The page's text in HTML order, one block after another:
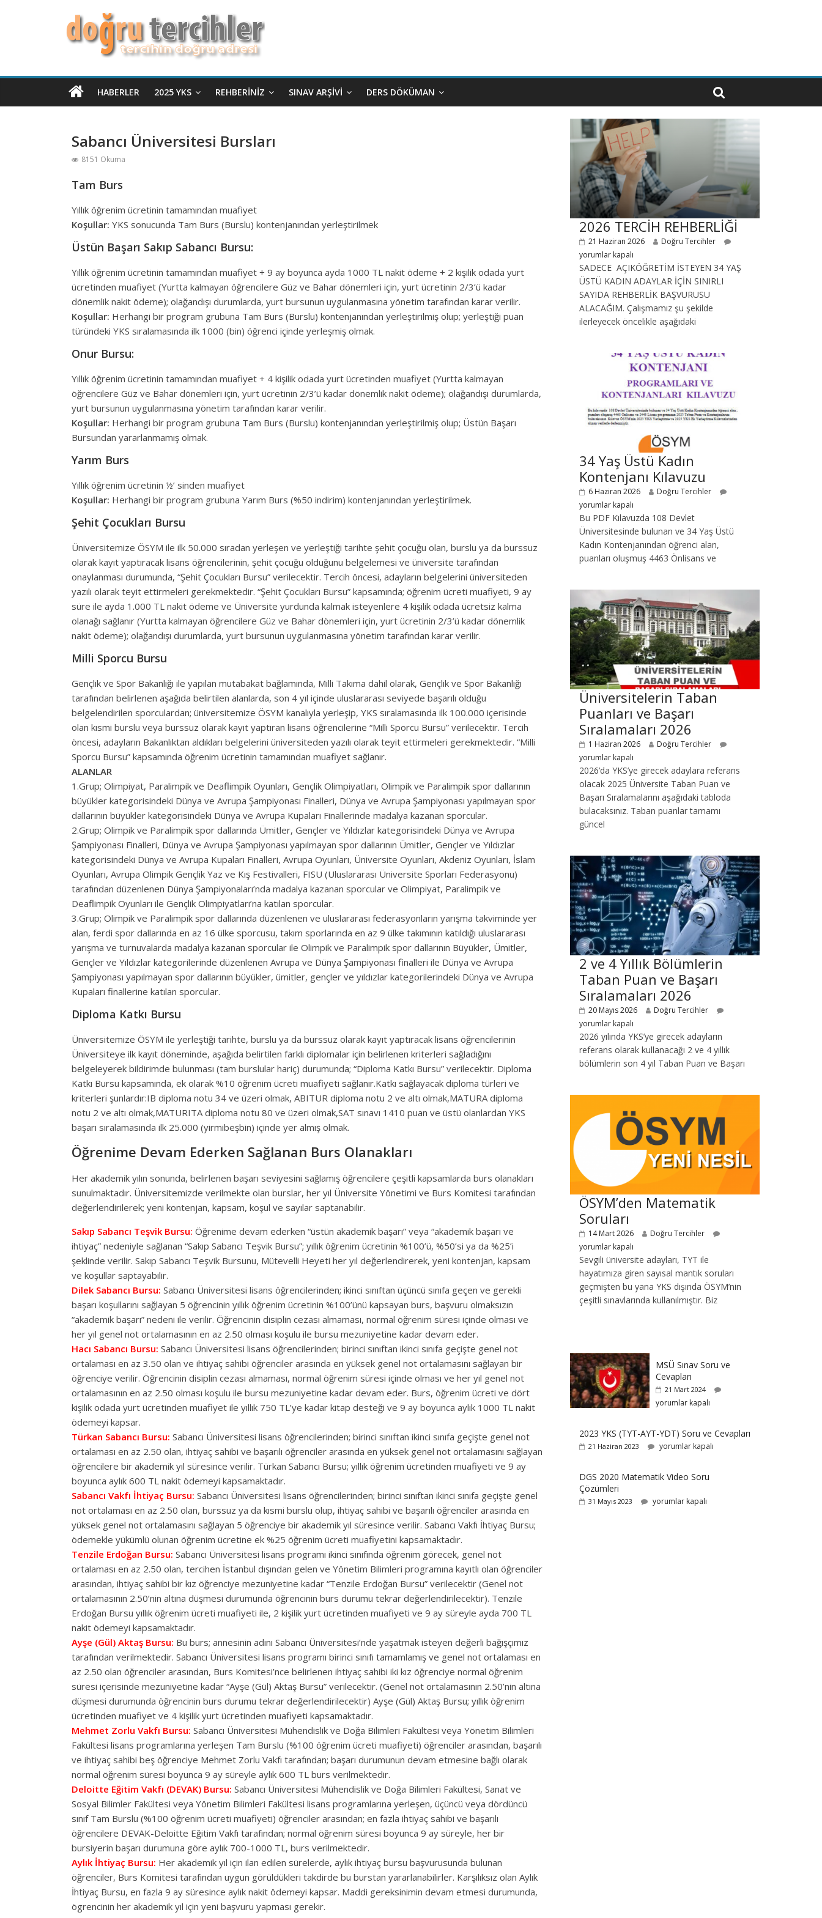
HABERLER 2025 YKS REHBERINIZ SINAV ARŞIVI DERS DÖKÜMAN
Sabancı Üniversitesi Bursları
8151 Okuma
Tam Burs
Yıllık öğrenim ücretinin tamamından muafiyet
Koşullar: YKS sonucunda Tam Burs (Burslu) kontenjanından yerleştirilmek
Üstün Başarı Sakıp Sabancı Bursu:
Yıllık öğrenim ücretinin tamamından muafiyet + 9 ay boyunca ayda 1000 TL nakit ödeme + 2 kişilik odada yurt
ücretinden muafiyet (Yurtta kalmayan öğrencilere Güz ve Bahar dönemleri için, yurt ücretinin 2/3’ü kadar
dönemlik nakit ödeme); olağandışı durumlarda, yurt bursunun uygulanmasına yönetim tarafından karar verilir.
Koşullar: Herhangi bir program grubuna Tam Burs (Burslu) kontenjanından yerleştirilmiş olup; yerleştiği puan
türündeki YKS sıralamasında ilk 1000 (bin) öğrenci içinde yerleşmiş olmak.
Onur Bursu:
Yıllık öğrenim ücretinin tamamından muafiyet + 4 kişilik odada yurt ücretinden muafiyet (Yurtta kalmayan
öğrencilere Güz ve Bahar dönemleri için, yurt ücretinin 2/3’ü kadar dönemlik nakit ödeme); olağandışı durumlarda,
yurt bursunun uygulanmasına yönetim tarafından karar verilir.
Koşullar: Herhangi bir program grubuna Tam Burs (Burslu) kontenjanından yerleştirilmiş olup; Üstün Başarı
Bursundan yararlanmamış olmak.
Yarım Burs
Yıllık öğrenim ücretinin ½’ sinden muafiyet
Koşullar: Herhangi bir program grubuna Yarım Burs (%50 indirim) kontenjanından yerleştirilmek.
Şehit Çocukları Bursu
Üniversitemize ÖSYM ile ilk 50.000 sıradan yerleşen ve yerleştiği tarihte şehit çocuğu olan, burslu ya da burssuz
olarak kayıt yaptıracak lisans öğrencilerinin, şehit çocuğu olduğunu belgelemesi ve üniversite tarafından
onaylanması durumunda, “Şehit Çocukları Bursu” verilecektir. Tercih öncesi, adayların belgelerini üniversiteden
yazılı olarak teyit ettirmeleri gerekmektedir. “Şehit Çocukları Bursu” kapsamında; öğrenim ücreti muafiyeti, 9 ay
süre ile ayda 1.000 TL nakit ödeme ve Üniversite yurdunda kalmak isteyenlere 4 kişilik odada ücretsiz kalma
olanağı sağlanır (Yurtta kalmayan öğrencilere Güz ve Bahar dönemleri için, yurt ücretinin 2/3’ü kadar dönemlik
nakit ödeme); olağandışı durumlarda, yurt bursunun uygulanmasına yönetim tarafından karar verilir.
Milli Sporcu Bursu
Gençlik ve Spor Bakanlığı ile yapılan mutabakat bağlamında, Milli Takıma dahil olarak, Gençlik ve Spor Bakanlığı
tarafından belirlenen aşağıda belirtilen alanlarda, son 4 yıl içinde uluslararası seviyede başarılı olduğu
belgelendirilen sporculardan; üniversitemize ÖSYM kanalıyla yerleşip, YKS sıralamasında ilk 100.000 içerisinde
olan kısmi burslu veya burssuz olarak kayıt yaptıran lisans öğrencilerine “Milli Sporcu Bursu” verilecektir. Tercih
öncesi, adayların Bakanlıktan aldıkları belgelerini üniversiteden yazılı olarak teyit ettirmeleri gerekmektedir. “Milli
Sporcu Bursu” kapsamında öğrenim ücretinin tamamından muafiyet sağlanır.
ALANLAR
1.Grup; Olimpiyat, Paralimpik ve Deaflimpik Oyunları, Gençlik Olimpiyatları, Olimpik ve Paralimpik spor dallarının
büyükler kategorisindeki Dünya ve Avrupa Şampiyonası Finalleri, Dünya ve Avrupa Şampiyonası yapılmayan spor
dallarının büyükler kategorisindeki Dünya ve Avrupa Kupaları Finallerinde madalya kazanan sporcular.
2.Grup; Olimpik ve Paralimpik spor dallarında Ümitler, Gençler ve Yıldızlar kategorisindeki Dünya ve Avrupa
Şampiyonası Finalleri, Dünya ve Avrupa Şampiyonası yapılmayan spor dallarının Ümitler, Gençler ve Yıldızlar
kategorisindeki Dünya ve Avrupa Kupaları Finalleri, Avrupa Oyunları, Üniversite Oyunları, Akdeniz Oyunları, İslam
Oyunları, Avrupa Olimpik Gençlik Yaz ve Kış Festivalleri, FISU (Uluslararası Üniversite Sporları Federasyonu)
tarafından düzenlenen Dünya Şampiyonaları’nda madalya kazanan sporcular ve Olimpiyat, Paralimpik ve
Deaflimpik Oyunları ile Gençlik Olimpiyatları’na katılan sporcular.
3.Grup; Olimpik ve Paralimpik spor dallarında düzenlenen ve uluslararası federasyonların yarışma takviminde yer
alan, ferdi spor dallarında en az 16 ülke sporcusu, takım sporlarında en az 9 ülke takımının katıldığı uluslararası
yarışma ve turnuvalarda madalya kazanan sporcular ile Olimpik ve Paralimpik spor dallarının Büyükler, Ümitler,
Gençler ve Yıldızlar kategorilerinde düzenlenen Avrupa ve Dünya Şampiyonası finalleri ile Dünya ve Avrupa
Şampiyonası yapılmayan spor dallarının büyükler, ümitler, gençler ve yıldızlar kategorilerindeki Dünya ve Avrupa
Kupaları finallerine katılan sporcular.
Diploma Katkı Bursu
Üniversitemize ÖSYM ile yerleştiği tarihte, burslu ya da burssuz olarak kayıt yaptıracak lisans öğrencilerinin
Üniversiteye ilk kayıt döneminde, aşağıda belirtilen farklı diplomalar için belirlenen kriterleri sağladığını
belgeleyerek bildirimde bulunması (tam burslular hariç) durumunda; “Diploma Katkı Bursu” verilecektir. Diploma
Katkı Bursu kapsamında, ek olarak %10 öğrenim ücreti muafiyeti sağlanır.Katkı sağlayacak diploma türleri ve
kriterleri şunlardır:IB diploma notu 34 ve üzeri olmak, ABITUR diploma notu 2 ve altı olmak,MATURA diploma
notu 2 ve altı olmak,MATURITA diploma notu 80 ve üzeri olmak,SAT sınavı 1410 puan ve üstü olanlardan YKS
başarı sıralamasında ilk 25.000 (yirmibeşbin) içinde yer almış olmak.
Öğrenime Devam Ederken Sağlanan Burs Olanakları
Her akademik yılın sonunda, belirlenen başarı seviyesini sağlamış öğrencilere çeşitli kapsamlarda burs olanakları
sunulmaktadır. Üniversitemizde verilmekte olan burslar, her yıl Üniversite Yönetimi ve Burs Komitesi tarafından
değerlendirilerek; yeni kontenjan, kapsam, koşul ve sayılar saptanabilir.
Sakıp Sabancı Teşvik Bursu: Öğrenime devam ederken “üstün akademik başarı” veya “akademik başarı ve
ihtiyaç” nedeniyle sağlanan “Sakıp Sabancı Teşvik Bursu”; yıllık öğrenim ücretinin %100’ü, %50’si ya da %25’i
şeklinde verilir. Sakıp Sabancı Teşvik Bursunu, Mütevelli Heyeti her yıl değerlendirerek, yeni kontenjan, kapsam
ve koşullar saptayabilir.
Dilek Sabancı Bursu: Sabancı Üniversitesi lisans öğrencilerinden; ikinci sınıftan üçüncü sınıfa geçen ve gerekli
başarı koşullarını sağlayan 5 öğrencinin yıllık öğrenim ücretinin %100’ünü kapsayan burs, başvuru olmaksızın
“akademik başarı” nedeni ile verilir. Öğrencinin disiplin cezası almaması, normal öğrenim süresi içinde olması ve
her yıl genel not ortalamasının en az 2.50 olması koşulu ile bursu mezuniyetine kadar devam eder.
Hacı Sabancı Bursu: Sabancı Üniversitesi lisans öğrencilerinden; birinci sınıftan ikinci sınıfa geçişte genel not
ortalaması en az 3.50 olan ve ihtiyaç sahibi öğrenciler arasında en yüksek genel not ortalamasını sağlayan bir
öğrenciye verilir. Öğrencinin disiplin cezası almaması, normal öğrenim süresi içinde olması ve her yıl genel not
ortalamasının en az 2.50 olması koşulu ile bursu mezuniyetine kadar devam eder. Burs, öğrenim ücreti ve dört
kişilik odada yurt ücretinden muafiyet ile yıllık 750 TL’ye kadar kitap desteği ve 9 ay boyunca aylık 1000 TL nakit
ödemeyi kapsar.
Türkan Sabancı Bursu: Sabancı Üniversitesi lisans öğrencilerinden; birinci sınıftan ikinci sınıfa geçişte genel not
ortalaması en az 2.50 olan, ihtiyaç sahibi ve başarılı öğrenciler arasında en yüksek genel not ortalamasını sağlayan
öğrencilere bir akademik yıl süresince verilir. Türkan Sabancı Bursu; yıllık öğrenim ücretinden muafiyeti ve 9 ay
boyunca aylık 600 TL nakit ödemeyi kapsamaktadır.
Sabancı Vakfı İhtiyaç Bursu: Sabancı Üniversitesi lisans öğrencilerinden; birinci sınıftan ikinci sınıfa geçişte genel
not ortalaması en az 2.50 olan, burssuz ya da kısmi burslu olup, ihtiyaç sahibi ve başarılı öğrenciler arasında en
yüksek genel not ortalamasını sağlayan 5 öğrenciye bir akademik yıl süresince verilir. Sabancı Vakfı İhtiyaç Bursu;
ödemekle yükümlü olunan öğrenim ücretine ek %25 öğrenim ücreti muafiyetini kapsamaktadır.
Tenzile Erdoğan Bursu: Sabancı Üniversitesi lisans programı ikinci sınıfında öğrenim görecek, genel not
ortalaması en az 2.50 olan, tercihen İstanbul dışından gelen ve Yönetim Bilimleri programına kayıtlı olan öğrenciler
arasından, ihtiyaç sahibi bir kız öğrenciye mezuniyetine kadar “Tenzile Erdoğan Bursu” verilecektir (Genel not
ortalamasının 2.50’nin altına düşmesi durumunda öğrencinin burs durumu tekrar değerlendirilecektir). Tenzile
Erdoğan Bursu yıllık öğrenim ücreti muafiyeti ile, 2 kişilik yurt ücretinden muafiyeti ve 9 ay süreyle ayda 700 TL
nakit ödemeyi kapsamaktadır.
Ayşe (Gül) Aktaş Bursu: Bu burs; annesinin adını Sabancı Üniversitesi’nde yaşatmak isteyen değerli bağışçımız
tarafından verilmektedir. Sabancı Üniversitesi lisans programı birinci sınıfı tamamlamış ve genel not ortalaması en
az 2.50 olan öğrenciler arasından, Burs Komitesi’nce belirlenen ihtiyaç sahibi iki kız öğrenciye normal öğrenim
süresi içerisinde mezuniyetine kadar “Ayşe (Gül) Aktaş Bursu” verilecektir. (Genel not ortalamasının 2.50’nin altına
düşmesi durumunda öğrencinin burs durumu tekrar değerlendirilecektir) Ayşe (Gül) Aktaş Bursu; yıllık öğrenim
ücretinden muafiyet ve 4 kişilik yurt ücretinden muafiyeti kapsamaktadır.
Mehmet Zorlu Vakfı Bursu: Sabancı Üniversitesi Mühendislik ve Doğa Bilimleri Fakültesi veya Yönetim Bilimleri
Fakültesi lisans programlarına yerleşen Tam Burslu (%100 öğrenim ücreti muafiyeti) öğrenciler arasından, başarılı
ve ihtiyaç sahibi beş öğrenciye Mehmet Zorlu Vakfı tarafından; başarı durumunun devam etmesine bağlı olarak
normal öğrenim süresi boyunca 9 ay süreyle aylık 600 TL burs verilmektedir.
Deloitte Eğitim Vakfı (DEVAK) Bursu: Sabancı Üniversitesi Mühendislik ve Doğa Bilimleri Fakültesi, Sanat ve
Sosyal Bilimler Fakültesi veya Yönetim Bilimleri Fakültesi lisans programlarına yerleşen, üçüncü veya dördüncü
sınıf Tam Burslu (%100 öğrenim ücreti muafiyeti) öğrenciler arasından; en fazla ihtiyaç sahibi ve başarılı
öğrencilere DEVAK-Deloitte Eğitim Vakfı tarafından; normal öğrenim süresi boyunca 9 ay süreyle, her bir
bursiyerin başarı durumuna göre aylık 700-1000 TL, burs verilmektedir.
Aylık İhtiyaç Bursu: Her akademik yıl için ilan edilen sürelerde, aylık ihtiyaç bursu başvurusunda bulunan
öğrenciler, Burs Komitesi tarafından uygun görüldükleri takdirde bu burstan yararlanabilirler. Karşılıksız olan Aylık
İhtiyaç Bursu, en fazla 9 ay süresince aylık nakit ödemeyi kapsar. Maddi gereksinimin devam etmesi durumunda,
ögrencinin her akademik yıl için yeni başvuru yapması gerekir.
2026 TERCİH REHBERLİĞİ
21 Haziran 2026
Doğru Tercihler
yorumlar kapalı
SADECE AÇIKÖĞRETİM İSTEYEN 34 YAŞ
ÜSTÜ KADIN ADAYLAR İÇİN SINIRLI
SAYIDA REHBERLİK BAŞVURUSU
ALACAĞIM. Çalışmamız şu şekilde
ilerleyecek öncelikle aşağıdaki
34 Yaş Üstü Kadın
Kontenjanı Kılavuzu
6 Haziran 2026
Doğru Tercihler
yorumlar kapalı
Bu PDF Kılavuzda 108 Devlet
Üniversitesinde bulunan ve 34 Yaş Üstü
Kadın Kontenjanından öğrenci alan,
puanları oluşmuş 4463 Önlisans ve
Üniversitelerin Taban
Puanları ve Başarı
Sıralamaları 2026
1 Haziran 2026
Doğru Tercihler
yorumlar kapalı
2026’da YKS’ye girecek adaylara referans
olacak 2025 Üniversite Taban Puan ve
Başarı Sıralamalarını aşağıdaki tabloda
bulacaksınız. Taban puanlar tamamı
güncel
2 ve 4 Yıllık Bölümlerin
Taban Puan ve Başarı
Sıralamaları 2026
20 Mayıs 2026
Doğru Tercihler
yorumlar kapalı
2026 yılında YKS’ye girecek adayların
referans olarak kullanacağı 2 ve 4 yıllık
bölümlerin son 4 yıl Taban Puan ve Başarı
ÖSYM’den Matematik
Soruları
14 Mart 2026
Doğru Tercihler
yorumlar kapalı
Sevgili üniversite adayları, TYT ile
hayatımıza giren sayısal mantık soruları
geçmişten bu yana YKS dışında ÖSYM’nin
çeşitli sınavlarında kullanılmıştır. Biz
MSÜ Sınav Soru ve
Cevapları
21 Mart 2024
yorumlar kapalı
2023 YKS (TYT-AYT-YDT) Soru ve Cevapları
21 Haziran 2023 yorumlar kapalı
DGS 2020 Matematik Video Soru
Çözümleri
31 Mayıs 2023 yorumlar kapalı